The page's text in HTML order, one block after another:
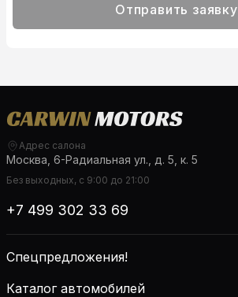
Отправить заявку
Адрес салона
Москва, 6-Радиальная ул., д. 5, к. 5
Без выходных, с 9:00 до 21:00
+7 499 302 33 69
Спецпредложения!
Каталог автомобилей